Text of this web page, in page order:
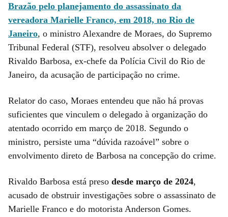
Brazão pelo planejamento do assassinato da
vereadora Marielle Franco, em 2018, no Rio de
Janeiro, o ministro Alexandre de Moraes, do Supremo
Tribunal Federal (STF), resolveu absolver o delegado
Rivaldo Barbosa, ex-chefe da Polícia Civil do Rio de
Janeiro, da acusação de participação no crime.
Relator do caso, Moraes entendeu que não há provas
suficientes que vinculem o delegado à organização do
atentado ocorrido em março de 2018. Segundo o
ministro, persiste uma “dúvida razoável” sobre o
envolvimento direto de Barbosa na concepção do crime.
Rivaldo Barbosa está preso desde março de 2024,
acusado de obstruir investigações sobre o assassinato de
Marielle Franco e do motorista Anderson Gomes.